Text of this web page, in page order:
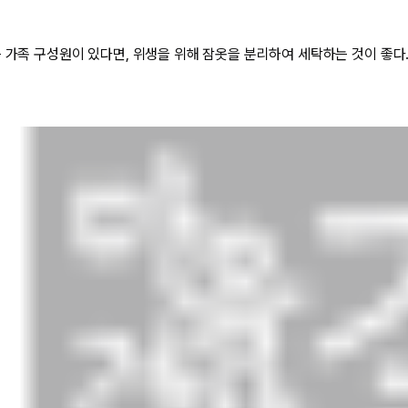
족 구성원이 있다면, 위생을 위해 잠옷을 분리하여 세탁하는 것이 좋